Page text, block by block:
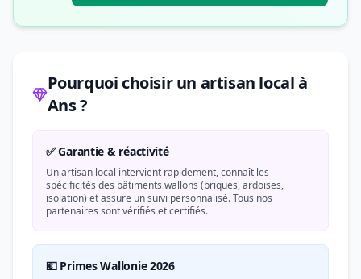
Pourquoi choisir un artisan local à
Ans ?
✅ Garantie & réactivité
Un artisan local intervient rapidement, connaît les
spécificités des bâtiments wallons (briques, ardoises,
isolation) et assure un suivi personnalisé. Tous nos
partenaires sont vérifiés et certifiés.
💶 Primes Wallonie 2026